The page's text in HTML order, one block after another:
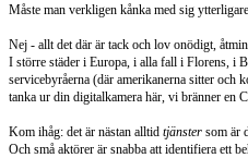
Måste man verkligen kånka med sig
Nej - allt det där är tack och lov onödigt,
I större städer i Europa, i alla fall i Florens, i
servicebyråerna (där amerikanerna sitter
tanka ur din digitalkamera här, vi bränner en
Kom ihåg: det är nästan alltid tjänster som är
Och små aktörer är snabba att identifiera ett